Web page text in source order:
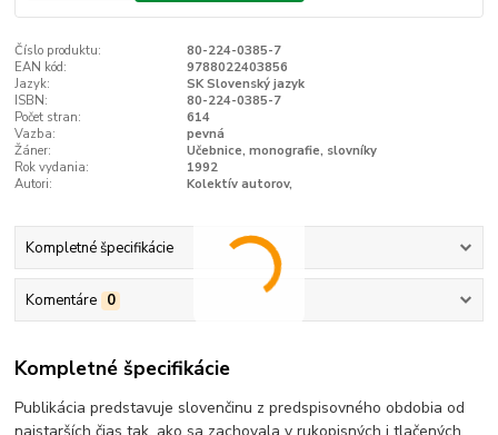
Číslo produktu:
80-224-0385-7
EAN kód:
9788022403856
Jazyk:
SK Slovenský jazyk
ISBN:
80-224-0385-7
Počet stran:
614
Vazba:
pevná
Žáner:
Učebnice, monografie, slovníky
Rok vydania:
1992
Autori:
Kolektív autorov,
Kompletné špecifikácie
Komentáre 0
Kompletné špecifikácie
Publikácia predstavuje slovenčinu z predspisovného obdobia od